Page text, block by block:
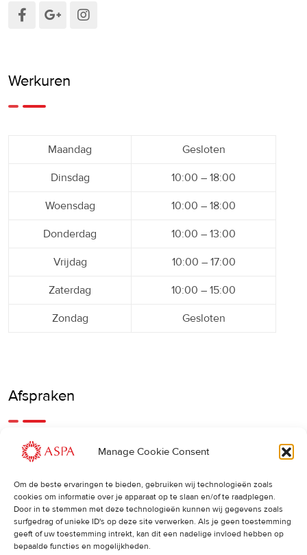
Manage Cookie Consent
Om de beste ervaringen te bieden, gebruiken wij technologieën zoals
cookies om informatie over je apparaat op te slaan en/of te raadplegen.
Door in te stemmen met deze technologieën kunnen wij gegevens zoals
surfgedrag of unieke ID's op deze site verwerken. Als je geen toestemming
geeft of uw toestemming intrekt, kan dit een nadelige invloed hebben op
bepaalde functies en mogelijkheden.
Werkuren
Maandag Gesloten
Dinsdag 10:00 – 18:00
Woensdag 10:00 – 18:00
Donderdag 10:00 – 13:00
Vrijdag 10:00 – 17:00
Zaterdag 10:00 – 15:00
Zondag Gesloten
Afspraken
Een eerdere of latere afspraak is ook mogelijk, bel ons
Cancellations:
Indien u een afspraak wilt wijzigen of annuleren, vragen wij
u dit 24 uur van tevoren door te geven. Anders worden de